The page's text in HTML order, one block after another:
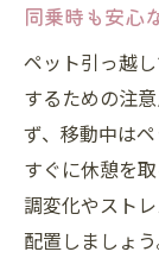
同乗時も安心
ペット引っ越
するための注
ず、移動中は
すぐに休憩を
調変化やスト
配置しましょう